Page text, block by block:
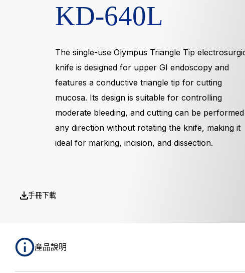
KD-640L
The single-use Olympus Triangle Tip
knife is designed for upper GI endoscopy and
features a conductive triangle tip for cutting
mucosa. Its design is suitable for controlling
moderate bleeding, and cutting can be
any direction without rotating the knife, making it
ideal for marking, incision, and dissection.
手冊下載
產品說明